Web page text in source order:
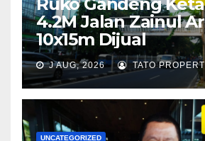
Ruko Gandeng
4.2M Jalan Zainul
10x15m Dijual
J AUG, 2026 TATO
UNCATEGORIZED